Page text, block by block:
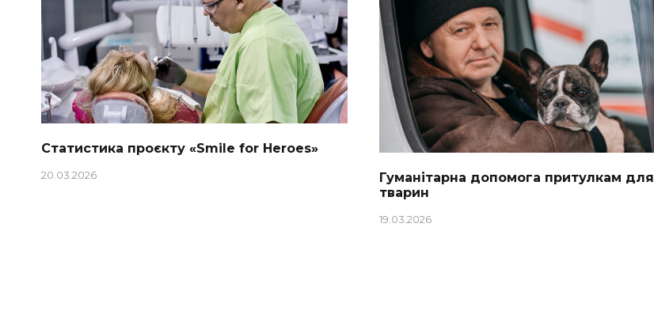
Статистика проєкту «Smile for Heroes»
20.03.2026
Гуманітарна допомога притулкам для
тварин
19.03.2026